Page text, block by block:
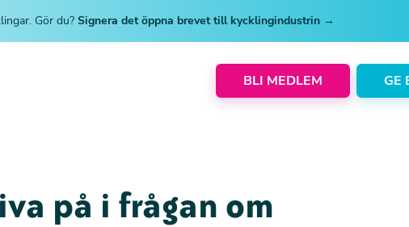
Gör du? Signera det öppna brevet till kycklingindustrin →
BLI MEDLEM GE
på i frågan om